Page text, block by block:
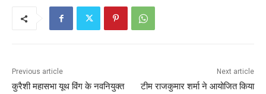
Previous article
कुरैशी महासभा यूथ विंग के नवनियुक्त
Next article
टीम राजकुमार शर्मा ने आयोजित किया